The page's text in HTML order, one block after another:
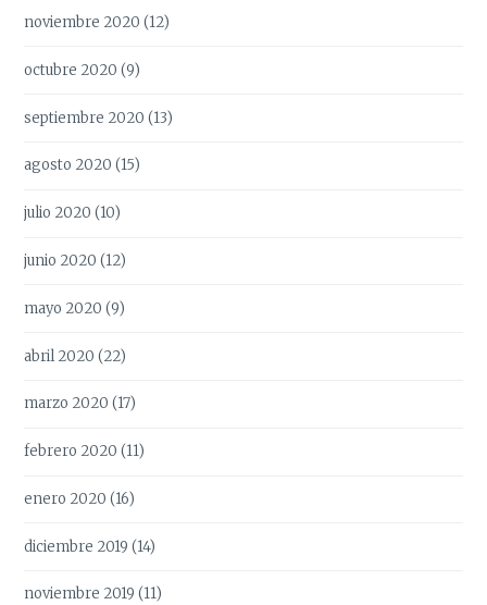
noviembre 2020 (12)
octubre 2020 (9)
septiembre 2020 (13)
agosto 2020 (15)
julio 2020 (10)
junio 2020 (12)
mayo 2020 (9)
abril 2020 (22)
marzo 2020 (17)
febrero 2020 (11)
enero 2020 (16)
diciembre 2019 (14)
noviembre 2019 (11)